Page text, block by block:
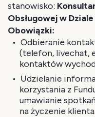
stanowisko:
Obsługowej w
Obowiązki:
Odbieranie
(telefon, livechat,
kontaktów
Udzielanie
korzystania z
umawianie
na życzenie klienta.